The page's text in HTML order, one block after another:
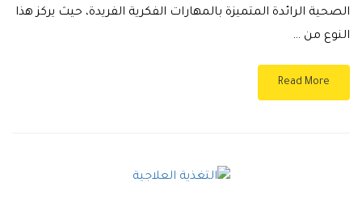
الصحية الرائدة المتميزة بالمهارات الفكرية الفريدة، حيث يركز هذا
النوع من …
Read More